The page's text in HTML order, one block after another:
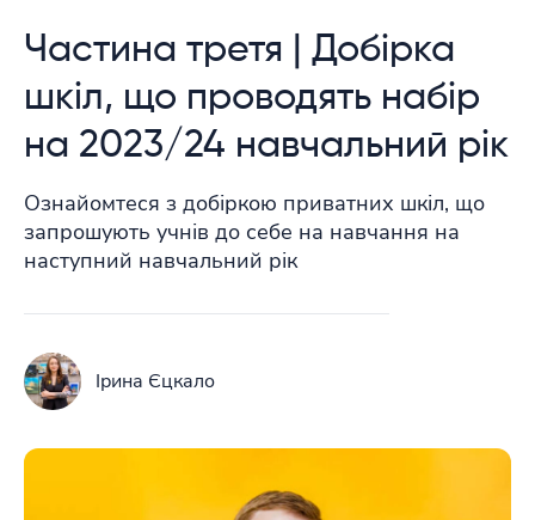
Частина третя | Добірка
шкіл, що проводять набір
на 2023/24 навчальний рік
Ознайомтеся з добіркою приватних шкіл, що
запрошують учнів до себе на навчання на
наступний навчальний рік
Ірина Єцкало